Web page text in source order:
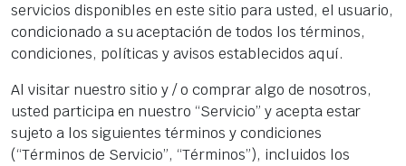
servicios disponibles en este sitio para usted, el usuario,
condicionado a su aceptación de todos los términos,
condiciones, políticas y avisos establecidos aquí.
Al visitar nuestro sitio y / o comprar algo de nosotros,
usted participa en nuestro “Servicio” y acepta estar
sujeto a los siguientes términos y condiciones
(“Términos de Servicio”, “Términos”), incluidos los